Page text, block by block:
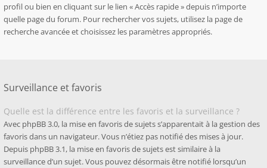
profil ou bien en cliquant sur le lien « Accès rapide » depuis n’importe
quelle page du forum. Pour rechercher vos sujets, utilisez la page de
recherche avancée et choisissez les paramètres appropriés.
Surveillance et favoris
Quelle est la différence entre les favoris et la surveillance ?
Avec phpBB 3.0, la mise en favoris de sujets s’apparentait à la gestion des
favoris dans un navigateur. Vous n’étiez pas notifié des mises à jour.
Depuis phpBB 3.1, la mise en favoris de sujets est similaire à la
surveillance d’un sujet. Vous pouvez désormais être notifié lorsqu’un